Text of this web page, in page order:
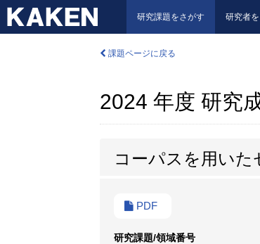
研究課題をさがす 研究者
課題ページに戻る
2024 年度 研究
コーパスを用い
PDF
研究課題/領域番号